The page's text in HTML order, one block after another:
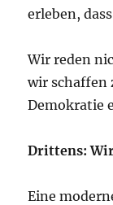
erleben,
Wir reden
wir schaffen
Demokratie
Drittens:
Eine